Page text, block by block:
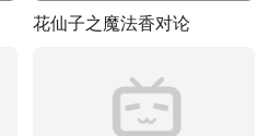
花仙子之魔法香对论